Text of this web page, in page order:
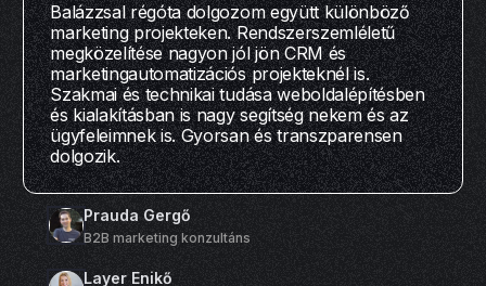
Balázzsal régóta dolgozom együtt különböző
marketing projekteken. Rendszerszemléletű
megközelítése nagyon jól jön CRM és
marketingautomatizációs projekteknél is.
Szakmai és technikai tudása weboldalépítésben
és kialakításban is nagy segítség nekem és az
ügyfeleimnek is. Gyorsan és transzparensen
dolgozik.
Prauda Gergő
B2B marketing konzultáns
Layer Enikő